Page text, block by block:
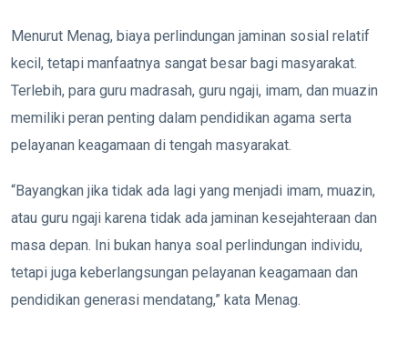
Menurut Menag, biaya perlindungan jaminan sosial relatif
kecil, tetapi manfaatnya sangat besar bagi masyarakat.
Terlebih, para guru madrasah, guru ngaji, imam, dan muazin
memiliki peran penting dalam pendidikan agama serta
pelayanan keagamaan di tengah masyarakat.
“Bayangkan jika tidak ada lagi yang menjadi imam, muazin,
atau guru ngaji karena tidak ada jaminan kesejahteraan dan
masa depan. Ini bukan hanya soal perlindungan individu,
tetapi juga keberlangsungan pelayanan keagamaan dan
pendidikan generasi mendatang,” kata Menag.